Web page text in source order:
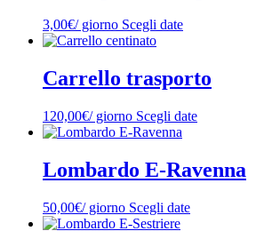
3,00€/ giorno Scegli date
Carrello trasporto
120,00€/ giorno Scegli date
Lombardo E-Ravenna
50,00€/ giorno Scegli date